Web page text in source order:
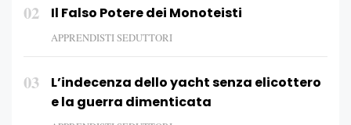
02 Il Falso Potere dei Monoteisti
APPRENDISTI SEDUTTORI
03
L’indecenza dello yacht senza elicottero
e la guerra dimenticata